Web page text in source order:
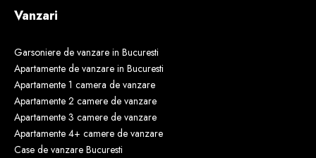
Vanzari
Garsoniere de vanzare in Bucuresti
Apartamente de vanzare in Bucuresti
Apartamente 1 camera de vanzare
Apartamente 2 camere de vanzare
Apartamente 3 camere de vanzare
Apartamente 4+ camere de vanzare
Case de vanzare Bucuresti